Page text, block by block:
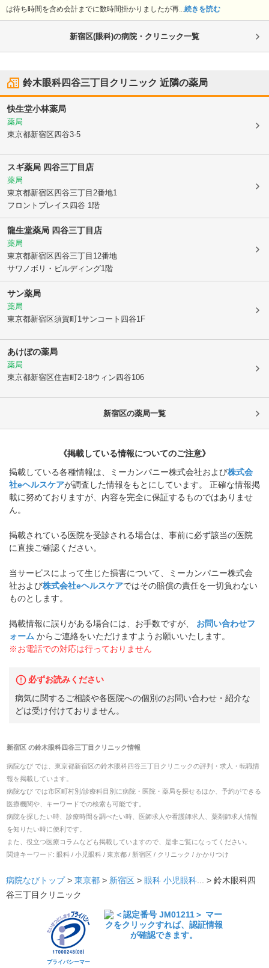
は待ち時間を含め会計までに数時間掛かりましたが再... 続きを読む
新宿区(眼科)の病院・クリニック一覧
鈴木眼科四谷三丁目クリニック 近隣の薬局
快生堂小林薬局
薬局
東京都新宿区四谷3-5
スギ薬局 四谷三丁目店
薬局
東京都新宿区四谷三丁目2番地1
フロントプレイス四谷 1階
龍生堂薬局 四谷三丁目店
薬局
東京都新宿区四谷三丁目12番地
サワノボリ・ビルディング1階
サン薬局
薬局
東京都新宿区須賀町1サンコート四谷1F
あけぼの薬局
薬局
東京都新宿区住吉町2-18ウィン四谷106
新宿区の薬局一覧
《掲載している情報についてのご注意》
掲載している各種情報は、ミーカンパニー株式会社および株式会
社eヘルスケアが調査した情報をもとにしています。 正確な情報掲
載に努めておりますが、内容を完全に保証するものではありませ
ん。
掲載されている医院を受診される場合は、事前に必ず該当の医院
に直接ご確認ください。
当サービスによって生じた損害について、ミーカンパニー株式会
社および株式会社eヘルスケアではその賠償の責任を一切負わない
ものとします。
掲載情報に誤りがある場合には、お手数ですが、
お問い合わせフ
ォーム からご連絡をいただけますようお願いいたします。
※お電話での対応は行っておりません
必ずお読みください
病気に関するご相談や各医院への個別のお問い合わせ・紹介な
どは受け付けておりません。
新宿区の鈴木眼科四谷三丁目クリニック情報
病院なび では、 東京都新宿区の鈴木眼科四谷三丁目クリニックの評判・求人・転職情
報を掲載しています。
病院なび では市区町村別/診療科目別に病院・医院・薬局を探せるほか、予約ができる
医療機関や、キーワードでの検索も可能です。
病院を探したい時、診療時間を調べたい時、医師求人や看護師求人、薬剤師求人情報
を知りたい時に便利です。
また、役立つ医療コラムなども掲載していますので、是非ご覧になってください。
関連キーワード: 眼科 / 小児眼科 / 東京都 / 新宿区 / クリニック / かかりつけ
病院なびトップ > 東京都 > 新宿区 > 眼科 小児眼科... > 鈴木眼科四
谷三丁目クリニック
プライバシーマー